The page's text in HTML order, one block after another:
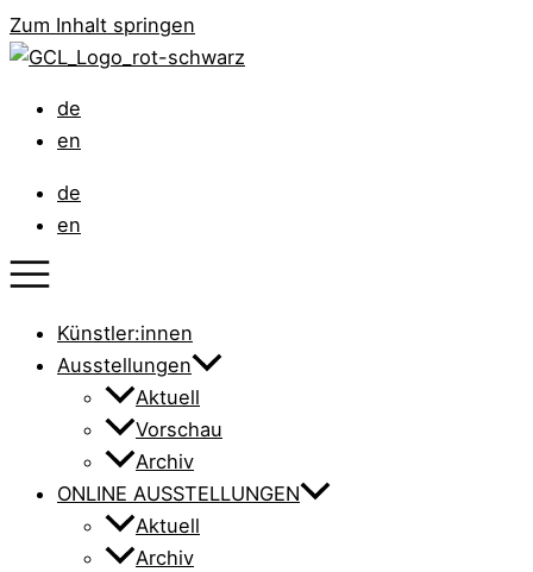
Zum Inhalt springen
de
en
de
en
Künstler:innen
Ausstellungen
Aktuell
Vorschau
Archiv
ONLINE AUSSTELLUNGEN
Aktuell
Archiv